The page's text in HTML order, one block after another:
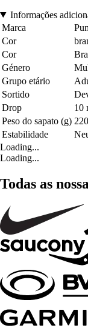
Informações
Marca
Cor
Cor
Género
Grupo etário
Sortido
Drop
10
Peso do sapato (g) 220
Estabilidade
Loading...
Loading...
Todas as